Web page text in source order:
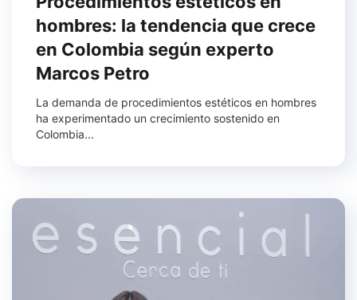
hombres: la tendencia que crece
en Colombia según experto
Marcos Petro
La demanda de procedimientos estéticos en hombres
ha experimentado un crecimiento sostenido en
Colombia...